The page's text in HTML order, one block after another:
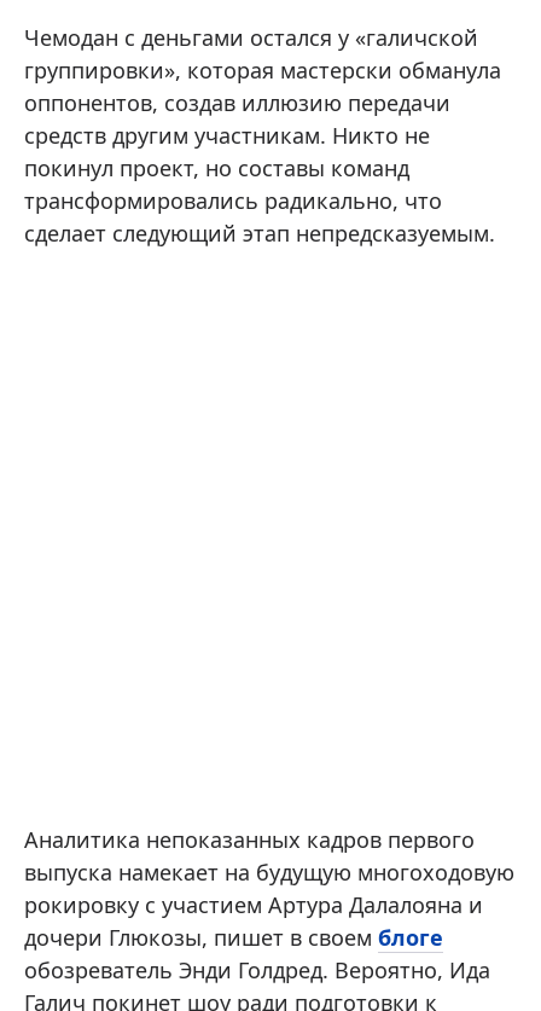
Чемодан с деньгами остался у «галичской
группировки», которая мастерски обманула
оппонентов, создав иллюзию передачи
средств другим участникам. Никто не
покинул проект, но составы команд
трансформировались радикально, что
сделает следующий этап непредсказуемым.
Аналитика непоказанных кадров первого
выпуска намекает на будущую многоходовую
рокировку с участием Артура Далалояна и
дочери Глюкозы, пишет в своем блоге
обозреватель Энди Голдред. Вероятно, Ида
Галич покинет шоу ради подготовки к